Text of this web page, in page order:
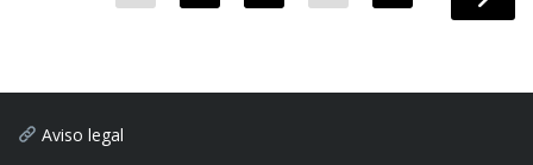
Aviso legal